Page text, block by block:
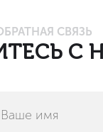
СВЯЗЬ
С